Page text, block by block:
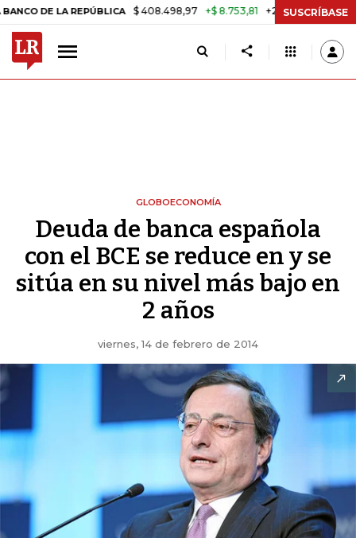
LA REPÚBLICA $ 408.498,97 +$ 8.753,81 +2,19% TASA DE
SUSCRÍBASE
GLOBOECONOMÍA
Deuda de banca española
con el BCE se reduce en y se
sitúa en su nivel más bajo en
2 años
viernes, 14 de febrero de 2014